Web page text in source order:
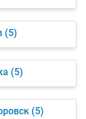
(5)
(5)
(5)